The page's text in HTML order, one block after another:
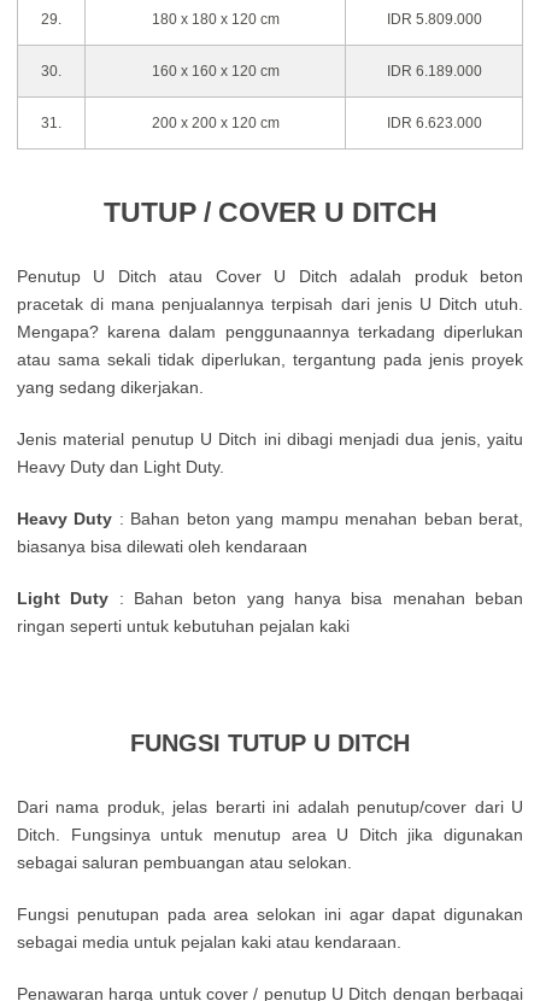
29. 180 x 180 x 120 cm IDR 5.809.000
30. 160 x 160 x 120 cm IDR 6.189.000
31. 200 x 200 x 120 cm IDR 6.623.000
TUTUP / COVER U DITCH
Penutup U Ditch atau Cover U Ditch adalah produk beton
pracetak di mana penjualannya terpisah dari jenis U Ditch utuh.
Mengapa? karena dalam penggunaannya terkadang diperlukan
atau sama sekali tidak diperlukan, tergantung pada jenis proyek
yang sedang dikerjakan.
Jenis material penutup U Ditch ini dibagi menjadi dua jenis, yaitu
Heavy Duty dan Light Duty.
Heavy Duty : Bahan beton yang mampu menahan beban berat,
biasanya bisa dilewati oleh kendaraan
Light Duty : Bahan beton yang hanya bisa menahan beban
ringan seperti untuk kebutuhan pejalan kaki
FUNGSI TUTUP U DITCH
Dari nama produk, jelas berarti ini adalah penutup/cover dari U
Ditch. Fungsinya untuk menutup area U Ditch jika digunakan
sebagai saluran pembuangan atau selokan.
Fungsi penutupan pada area selokan ini agar dapat digunakan
sebagai media untuk pejalan kaki atau kendaraan.
Penawaran harga untuk cover / penutup U Ditch dengan berbagai